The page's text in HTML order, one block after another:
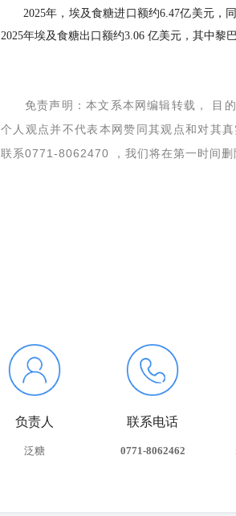
2025年，埃及食糖进口额约6.47亿美元，
2025年埃及食糖出口额约3.06 亿美元 ，其中黎
免责声明：本文系本网编辑转载， 目
个人观点并不代表本网赞同其观点和对其
联系0771-8062470 ，我们将在第一时间删
负责人
泛糖
联系电话
0771-8062462